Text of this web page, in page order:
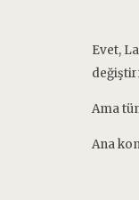
Evet,
Ama
Ana